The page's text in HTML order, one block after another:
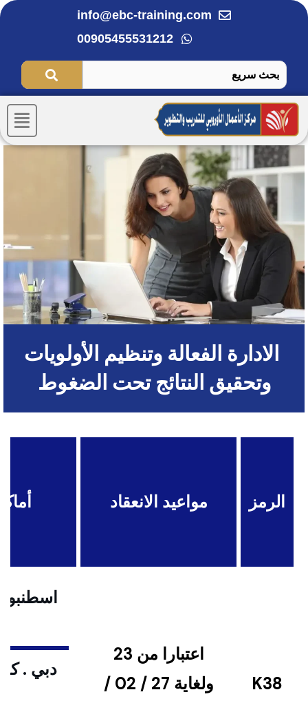
تخطي
info@ebc-training.com
00905455531212
‏ الادارة الفعالة وتنظيم الأولويات
وتحقيق النتائج تحت الضغوط
الرمز مواعيد الانعقاد
K38
اعتبارا من 23
ولغاية 27 / 02 /
دبي .